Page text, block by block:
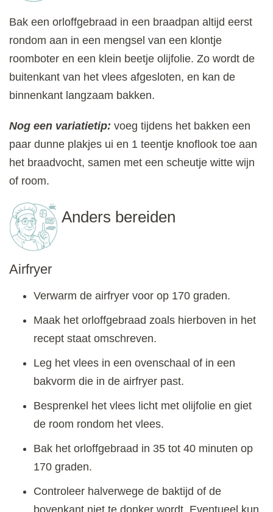
Bak een orloffgebraad in een braadpan altijd eerst
rondom aan in een mengsel van een klontje
roomboter en een klein beetje olijfolie. Zo wordt de
buitenkant van het vlees afgesloten, en kan de
binnenkant langzaam bakken.
Nog een variatietip: voeg tijdens het bakken een
paar dunne plakjes ui en 1 teentje knoflook toe aan
het braadvocht, samen met een scheutje witte wijn
of room.
Anders bereiden
Airfryer
Verwarm de airfryer voor op 170 graden.
Maak het orloffgebraad zoals hierboven in het
recept staat omschreven.
Leg het vlees in een ovenschaal of in een
bakvorm die in de airfryer past.
Besprenkel het vlees licht met olijfolie en giet
de room rondom het vlees.
Bak het orloffgebraad in 35 tot 40 minuten op
170 graden.
Controleer halverwege de baktijd of de
bovenkant niet te donker wordt. Eventueel kun